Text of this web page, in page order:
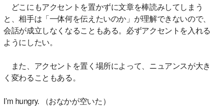
どこにもアクセントを置かずに文章を棒読みしてしまう
と、相手は「一体何を伝えたいのか」が理解できないので、
会話が成立しなくなることもある。必ずアクセントを入れる
ようにしたい。
また、アクセントを置く場所によって、ニュアンスが大き
く変わることもある。
I’m hungry. （おなかが空いた）